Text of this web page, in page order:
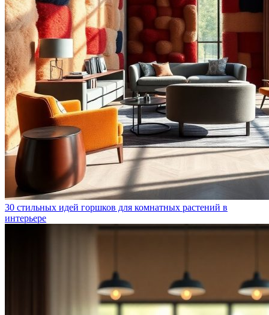
30 стильных идей горшков для комнатных растений в
интерьере